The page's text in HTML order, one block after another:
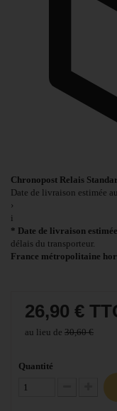
Chronopost Relais
Date de livraison estimée au
›
i
* Date de livraison
délais du transporteur.
France métropolitaine
26,90 €
au lieu de 30,60 €
Quantité
Diminuer la